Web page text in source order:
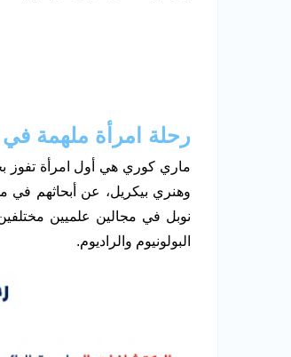
رحلة امرأة ملهمة
وهنري بيكريل، عن أبحاثهم في
البولونيوم والراديوم.